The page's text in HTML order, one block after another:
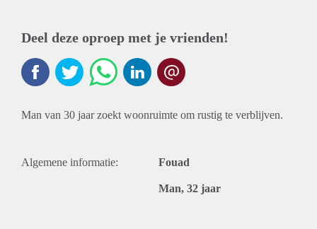
Deel deze oproep met je vrienden!
Man van 30 jaar zoekt woonruimte om rustig te verblijven.
Algemene informatie: Fouad
Man, 32 jaar